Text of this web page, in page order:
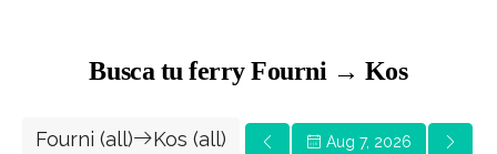
Busca tu ferry Fourni → Kos